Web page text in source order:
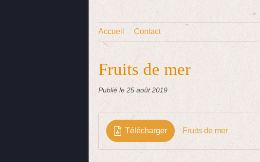
Accueil Contact
Fruits de mer
Publié le 25 août 2019
Télécharger Fruits de mer